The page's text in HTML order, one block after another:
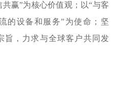
赢”为核心价值观；以“与客
的设备和服务”为使命；坚
旨，力求与全球客户共同发